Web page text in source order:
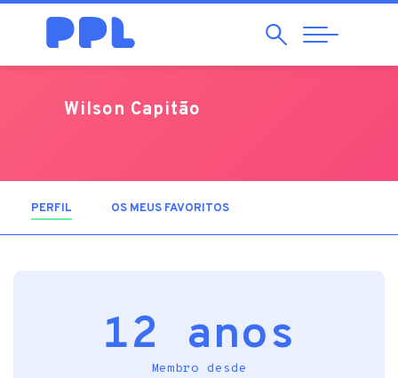
Pesquisar
Abrir
Navegação
Wilson Capitão
PERFIL (SEPARADOR ATIVO)
OS MEUS FAVORITOS
12 anos
Membro desde